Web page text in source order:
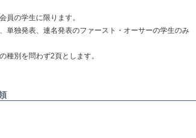
の学生に限ります。
単独発表、連名発表のファースト・オーサーの学生のみ
別を問わず2頁とします。